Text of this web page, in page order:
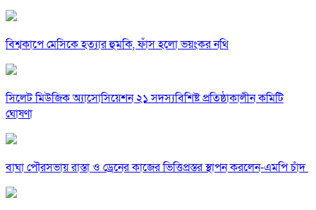
বিশ্বকাপে মেসিকে হত্যার হুমকি, ফাঁস হলো ভয়ংকর নথি
সিলেট মিউজিক অ্যাসোসিয়েশন ২১ সদস্যবিশিষ্ট প্রতিষ্ঠাকালীন কমিটি
ঘোষণা
বাঘা পৌরসভায় রাস্তা ও ড্রেনের কাজের ভিত্তিপ্রস্তর স্থাপন করলেন-এমপি চাঁদ